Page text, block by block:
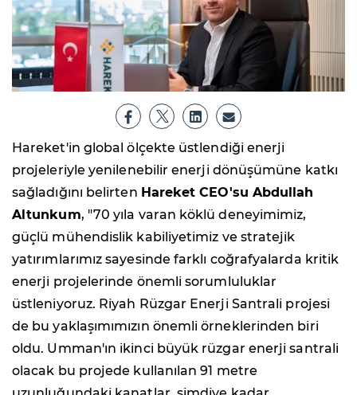
Hareket'in global ölçekte üstlendiği enerji
projeleriyle yenilenebilir enerji dönüşümüne katkı
sağladığını belirten Hareket CEO'su Abdullah
Altunkum, "70 yıla varan köklü deneyimimiz,
güçlü mühendislik kabiliyetimiz ve stratejik
yatırımlarımız sayesinde farklı coğrafyalarda kritik
enerji projelerinde önemli sorumluluklar
üstleniyoruz. Riyah Rüzgar Enerji Santrali projesi
de bu yaklaşımımızın önemli örneklerinden biri
oldu. Umman'ın ikinci büyük rüzgar enerji santrali
olacak bu projede kullanılan 91 metre